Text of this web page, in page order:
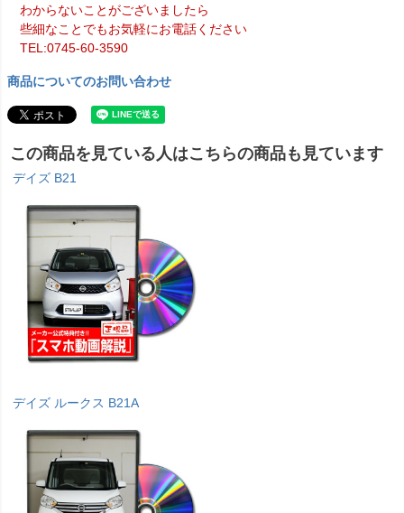
わからないことがございましたら
些細なことでもお気軽にお電話ください
TEL:0745-60-3590
商品についてのお問い合わせ
この商品を見ている人はこちらの商品も見ています
デイズ B21
デイズ ルークス B21A